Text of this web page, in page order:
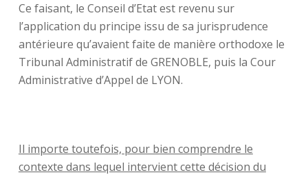
Ce faisant, le Conseil d’Etat est revenu sur
l’application du principe issu de sa jurisprudence
antérieure qu’avaient faite de manière orthodoxe le
Tribunal Administratif de GRENOBLE, puis la Cour
Administrative d’Appel de LYON.
Il importe toutefois, pour bien comprendre le
contexte dans lequel intervient cette décision du